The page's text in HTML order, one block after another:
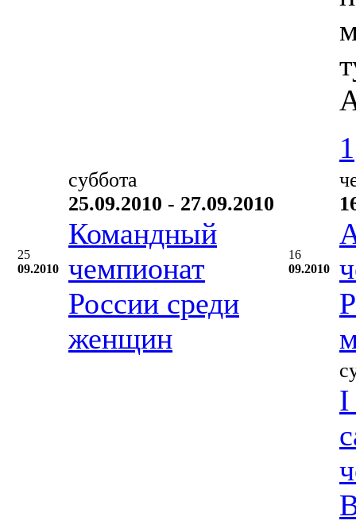
1
25
09.2010
суббота
25.09.2010 - 27.09.2010
Командный
чемпионат
России среди
женщин
16
09.2010
I